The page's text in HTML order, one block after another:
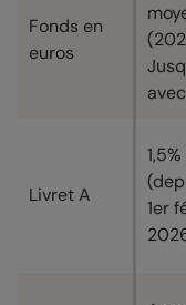
Fonds en
euros
Livret A
1,5%
1er